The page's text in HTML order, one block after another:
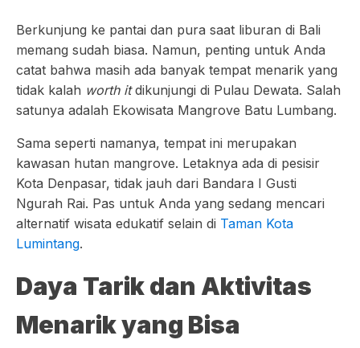
Berkunjung ke pantai dan pura saat liburan di Bali
memang sudah biasa. Namun, penting untuk Anda
catat bahwa masih ada banyak tempat menarik yang
tidak kalah worth itdikunjungi di Pulau Dewata. Salah
satunya adalah Ekowisata Mangrove Batu Lumbang.
Sama seperti namanya, tempat ini merupakan
kawasan hutan mangrove. Letaknya ada di pesisir
Kota Denpasar, tidak jauh dari Bandara I Gusti
Ngurah Rai. Pas untuk Anda yang sedang mencari
alternatif wisata edukatif selain di Taman Kota
Lumintang.
Daya Tarik dan Aktivitas
Menarik yang Bisa